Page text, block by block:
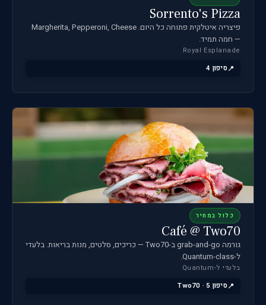
Sorrento's Pizza
פיצריה איטלקית פתוחה כל היום. Margherita, Pepperoni, Cheese
— חמה תמיד.
Royal Esplanade
סיפון 4
כלול במחיר
Café @ Two70
גורמה grab-and-go ב-Two70 — כריכים, סלטים, מנות בריאות. בלעדי
ל-Quantum-class.
בלעדי ל-Quantum
סיפון 5 · Two70